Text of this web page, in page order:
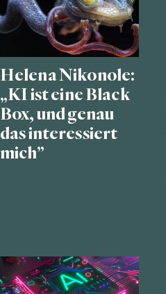
Helena Nikonole:
„KI ist eine Black
Box, und genau
das interessiert
mich”